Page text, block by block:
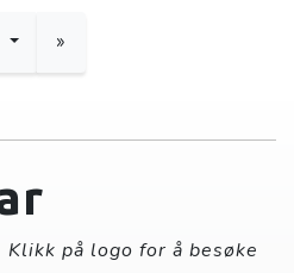
»
på logo for å besøke